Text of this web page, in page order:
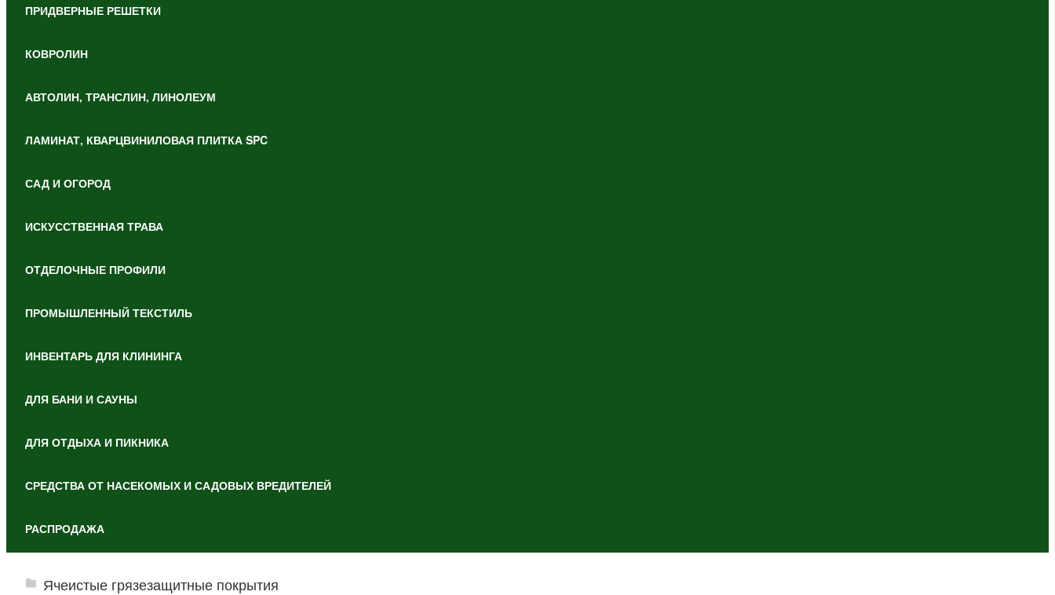
ПРИДВЕРНЫЕ РЕШЕТКИ
КОВРОЛИН
АВТОЛИН, ТРАНСЛИН, ЛИНОЛЕУМ
ЛАМИНАТ, КВАРЦВИНИЛОВАЯ ПЛИТКА SPC
САД И ОГОРОД
ИСКУССТВЕННАЯ ТРАВА
ОТДЕЛОЧНЫЕ ПРОФИЛИ
ПРОМЫШЛЕННЫЙ ТЕКСТИЛЬ
ИНВЕНТАРЬ ДЛЯ КЛИНИНГА
ДЛЯ БАНИ И САУНЫ
ДЛЯ ОТДЫХА И ПИКНИКА
СРЕДСТВА ОТ НАСЕКОМЫХ И САДОВЫХ ВРЕДИТЕЛЕЙ
РАСПРОДАЖА
Ячеистые грязезащитные покрытия